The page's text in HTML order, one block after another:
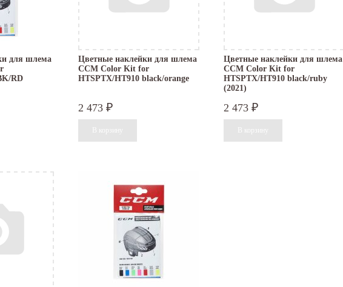
для шлема
RD
Цветные наклейки для шлема
CCM Color Kit for
HTSPTX/HT910 black/orange
2 473 ₽
Цветные наклейки для шлема
CCM Color Kit for
HTSPTX/HT910 black/ruby
(2021)
2 473 ₽